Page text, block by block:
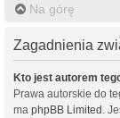
Na górę
Zagadnienia
Kto jest autorem
Prawa autorskie do
ma phpBB Limited .